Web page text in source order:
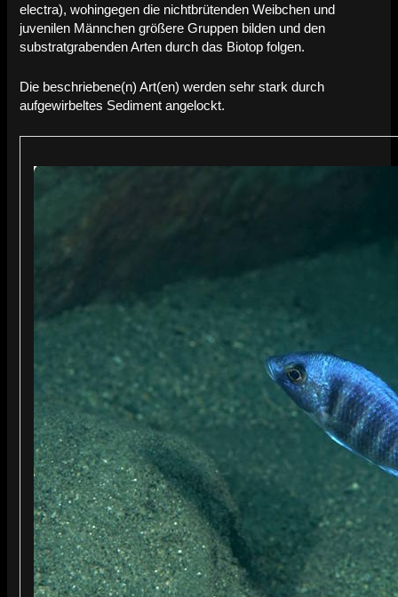
electra), wohingegen die nichtbrütenden Weibchen und
juvenilen Männchen größere Gruppen bilden und den
substratgrabenden Arten durch das Biotop folgen.
Die beschriebene(n) Art(en) werden sehr stark durch
aufgewirbeltes Sediment angelockt.